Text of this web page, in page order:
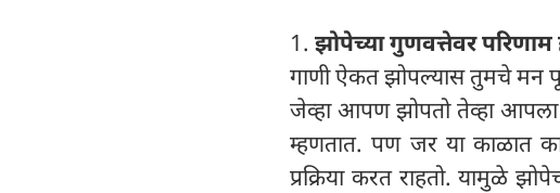
1. झोपेच्या गुणवत्तेवर परिणाम
गाणी ऐकत झोपल्यास तुमचे मन
जेव्हा आपण झोपतो तेव्हा
म्हणतात. पण जर या काळात
प्रक्रिया करत राहतो. यामुळे